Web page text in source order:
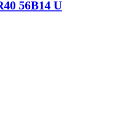
56B14 U